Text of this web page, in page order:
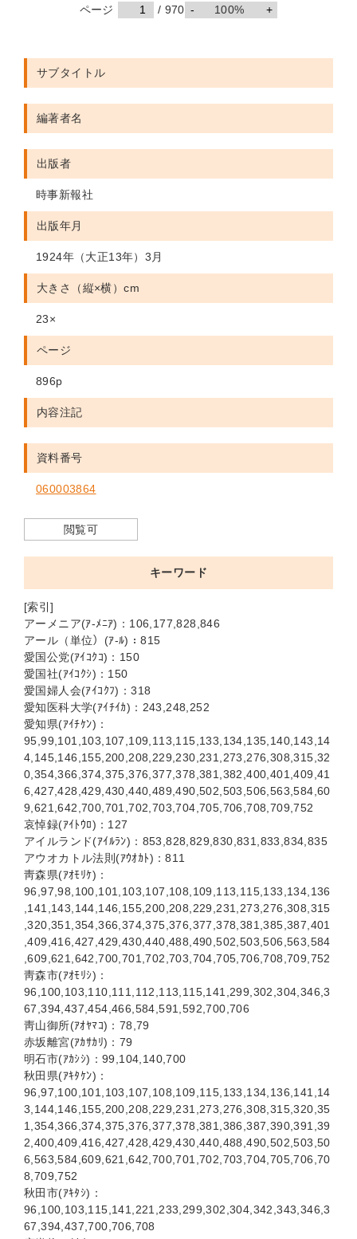
ページ / 970 - 100% +
サブタイトル
編著者名
出版者
時事新報社
出版年月
1924年（大正13年）3月
大きさ（縦×横）cm
23×
ページ
896p
内容注記
資料番号
060003864
閲覧可
キーワード
[索引]
アーメニア(ｱ-ﾒﾆｱ)：106,177,828,846
アール（単位）(ｱ-ﾙ)：815
愛国公党(ｱｲｺｸｺ)：150
愛国社(ｱｲｺｸｼ)：150
愛国婦人会(ｱｲｺｸﾌ)：318
愛知医科大学(ｱｲﾁｲｶ)：243,248,252
愛知県(ｱｲﾁｹﾝ)：
95,99,101,103,107,109,113,115,133,134,135,140,143,14
4,145,146,155,200,208,229,230,231,273,276,308,315,32
0,354,366,374,375,376,377,378,381,382,400,401,409,41
6,427,428,429,430,440,489,490,502,503,506,563,584,60
9,621,642,700,701,702,703,704,705,706,708,709,752
哀悼録(ｱｲﾄｳﾛ)：127
アイルランド(ｱｲﾙﾗﾝ)：853,828,829,830,831,833,834,835
アウオカトル法則(ｱｳｵｶﾄ)：811
靑森県(ｱｵﾓﾘｹ)：
96,97,98,100,101,103,107,108,109,113,115,133,134,136
,141,143,144,146,155,200,208,229,231,273,276,308,315
,320,351,354,366,374,375,376,377,378,381,385,387,401
,409,416,427,429,430,440,488,490,502,503,506,563,584
,609,621,642,700,701,702,703,704,705,706,708,709,752
靑森市(ｱｵﾓﾘｼ)：
96,100,103,110,111,112,113,115,141,299,302,304,346,3
67,394,437,454,466,584,591,592,700,706
靑山御所(ｱｵﾔﾏｺ)：78,79
赤坂離宮(ｱｶｻｶﾘ)：79
明石市(ｱｶｼｼ)：99,104,140,700
秋田県(ｱｷﾀｹﾝ)：
96,97,100,101,103,107,108,109,115,133,134,136,141,14
3,144,146,155,200,208,229,231,273,276,308,315,320,35
1,354,366,374,375,376,377,378,381,386,387,390,391,39
2,400,409,416,427,428,429,430,440,488,490,502,503,50
6,563,584,609,621,642,700,701,702,703,704,705,706,70
8,709,752
秋田市(ｱｷﾀｼ)：
96,100,103,115,141,221,233,299,302,304,342,343,346,3
67,394,437,700,706,708